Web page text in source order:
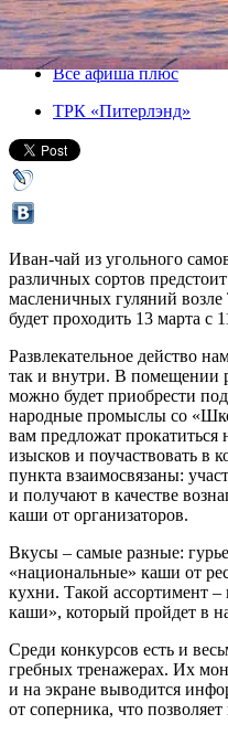
13 марта 2016, воскресенье,
Версия для печати
Все афиша плюс
ТРК «Питерлэнд»
Иван-чай из угольного
различных сортов
масленичных гуляний
будет проходить 13 марта с
Развлекательное действо
так и внутри. В помещении
можно будет приобрести
народные промыслы со
вам предложат прокатиться
изысков и поучаствовать в
пункта взаимосвязаны:
и получают в качестве
каши от организаторов.
Вкусы – самые разные:
«национальные» каши от
кухни. Такой ассортимент –
каши», который пройдет в
Среди конкурсов есть и
гребных тренажерах. Их
и на экране выводится
от соперника, что позволяет